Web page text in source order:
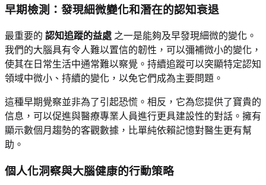
早期檢測：發現細微變化和潛在的認知衰退
最重要的 認知追蹤的益處 之一是能夠及早發現細微的變化。
我們的大腦具有令人難以置信的韌性，可以彌補微小的變化，
使其在日常生活中通常難以察覺。持續追蹤可以突顯特定認知
領域中微小、持續的變化，以免它們成為主要問題。
這種早期覺察並非為了引起恐慌。相反，它為您提供了寶貴的
信息，可以促進與醫療專業人員進行更具建設性的對話。擁有
顯示數個月趨勢的客觀數據，比單純依賴記憶對醫生更有幫
助。
個人化洞察與大腦健康的行動策略